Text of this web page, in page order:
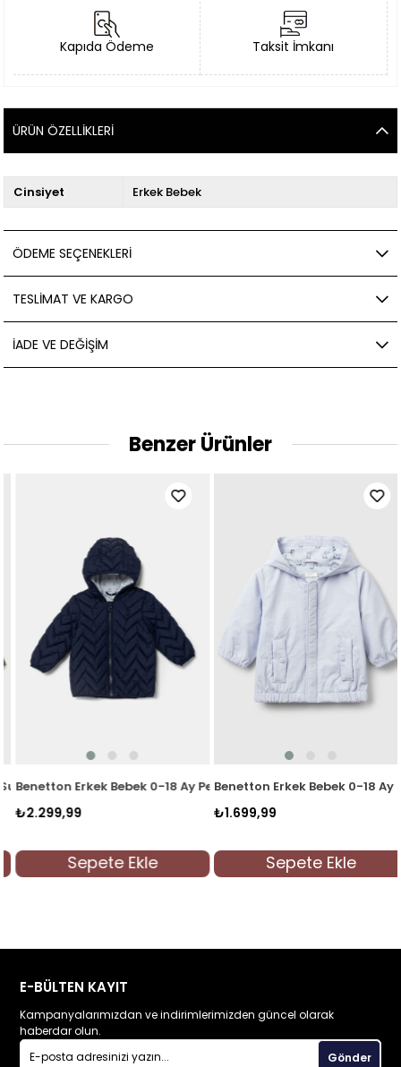
Kapıda Ödeme Taksit İmkanı
ÜRÜN ÖZELLIKLERI
Cinsiyet Erkek Bebek
ÖDEME SEÇENEKLERI
TESLIMAT VE KARGO
İADE VE DEĞIŞIM
Benzer Ürünler
Geçirmez Mevsimlik Mont Renkli
Benetton Erkek Bebek 0-18 Ay Penye Astarlı Mevsimlik Mont
₺2.299,99
Sepete Ekle
Benetton Erkek Bebek 0-18 Ay
₺1.699,99
Sepete Ekle
E-BÜLTEN KAYIT
Kampanyalarımızdan ve indirimlerimizden güncel olarak
haberdar olun.
Gönder